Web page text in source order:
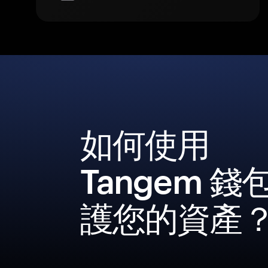
如何使用
Tangem 錢
護您的資產